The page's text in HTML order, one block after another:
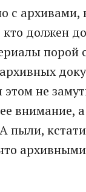
с
должен
порой
этом не
внимание,
пыли,